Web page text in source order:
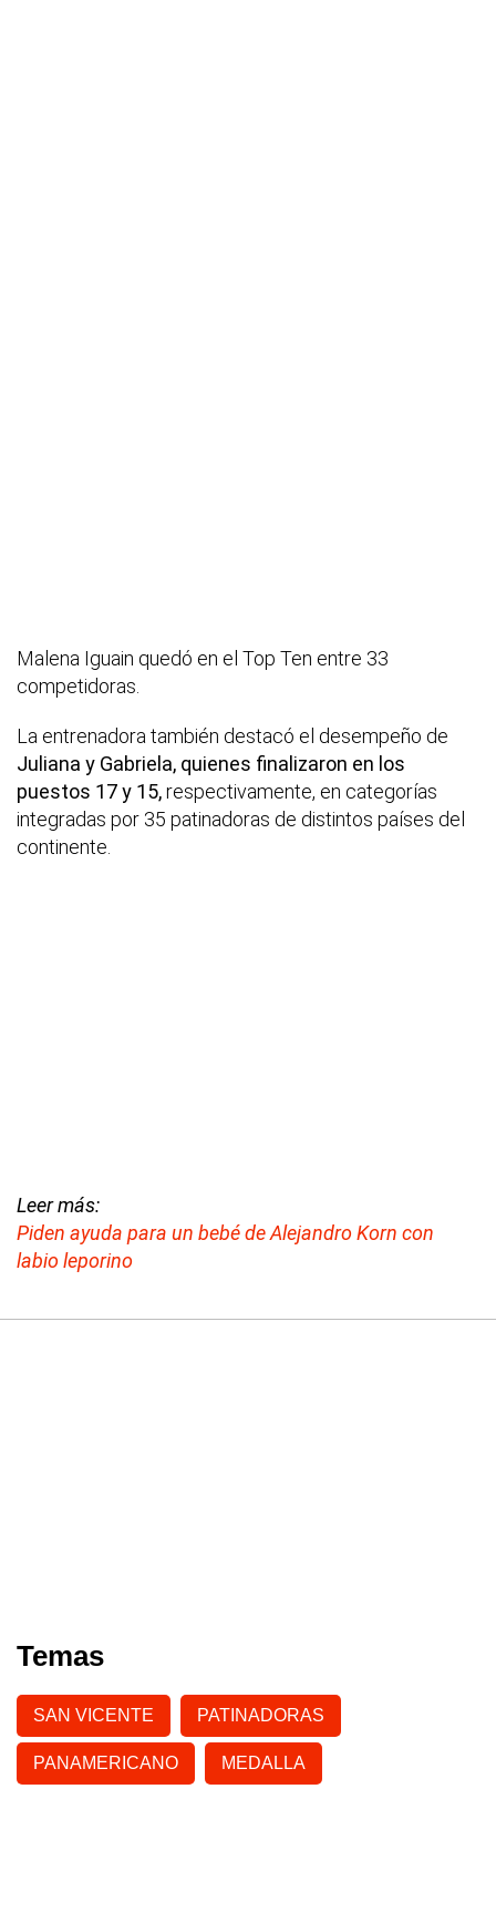
Malena Iguain quedó en el Top Ten entre 33
competidoras.
La entrenadora también destacó el desempeño de
Juliana y Gabriela, quienes finalizaron en los
puestos 17 y 15,respectivamente, en categorías
integradas por 35 patinadoras de distintos países del
continente.
Leer más:
Piden ayuda para un bebé de Alejandro Korn con
labio leporino
Temas
SAN VICENTE PATINADORAS
PANAMERICANO MEDALLA